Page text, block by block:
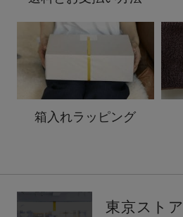
箱入れラッピング
東京ストア